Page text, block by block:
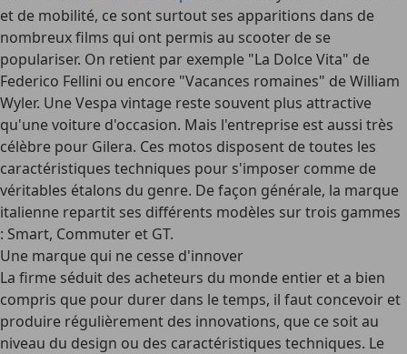
et de mobilité, ce sont surtout ses apparitions dans de
nombreux films qui ont permis au scooter de se
populariser. On retient par exemple "La Dolce Vita" de
Federico Fellini ou encore "Vacances romaines" de William
Wyler. Une Vespa vintage reste souvent plus attractive
qu'une voiture d'occasion. Mais l'entreprise est aussi très
célèbre pour Gilera. Ces motos disposent de toutes les
caractéristiques techniques pour s'imposer comme de
véritables étalons du genre. De façon générale, la marque
italienne repartit ses différents modèles sur trois gammes
: Smart, Commuter et GT.
Une marque qui ne cesse d'innover
La firme séduit des acheteurs du monde entier et a bien
compris que pour durer dans le temps, il faut concevoir et
produire régulièrement des innovations, que ce soit au
niveau du design ou des caractéristiques techniques. Le